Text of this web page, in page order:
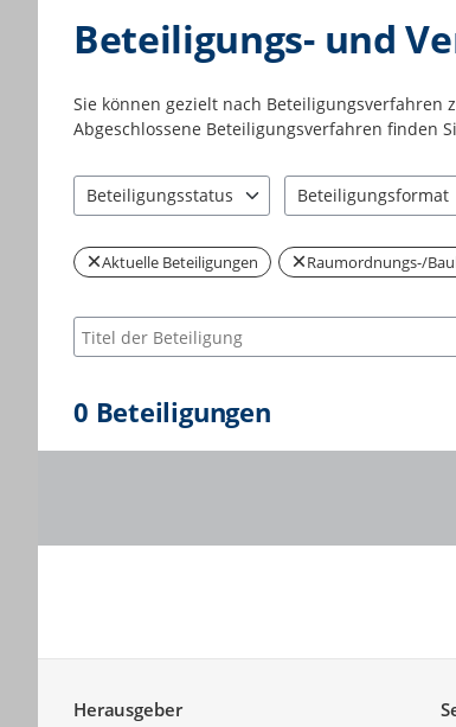
Beteiligungs- und
Sie können gezielt nach
Abgeschlossene Beteiligungsverfahren finden
Beteiligungsstatus
Beteiligungsformat
Aktuelle Beteiligungen Raumordnungs-/
Suche nach Beteiligung
0 Beteiligungen
Herausgeber